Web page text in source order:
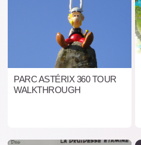
PARC ASTÉRIX 360 TOUR
WALKTHROUGH